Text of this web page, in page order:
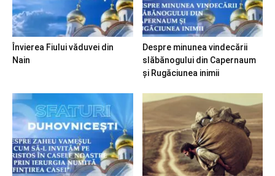
Învierea Fiului văduvei din
Nain
Despre minunea vindecării
slăbănogului din Capernaum
și Rugăciunea inimii